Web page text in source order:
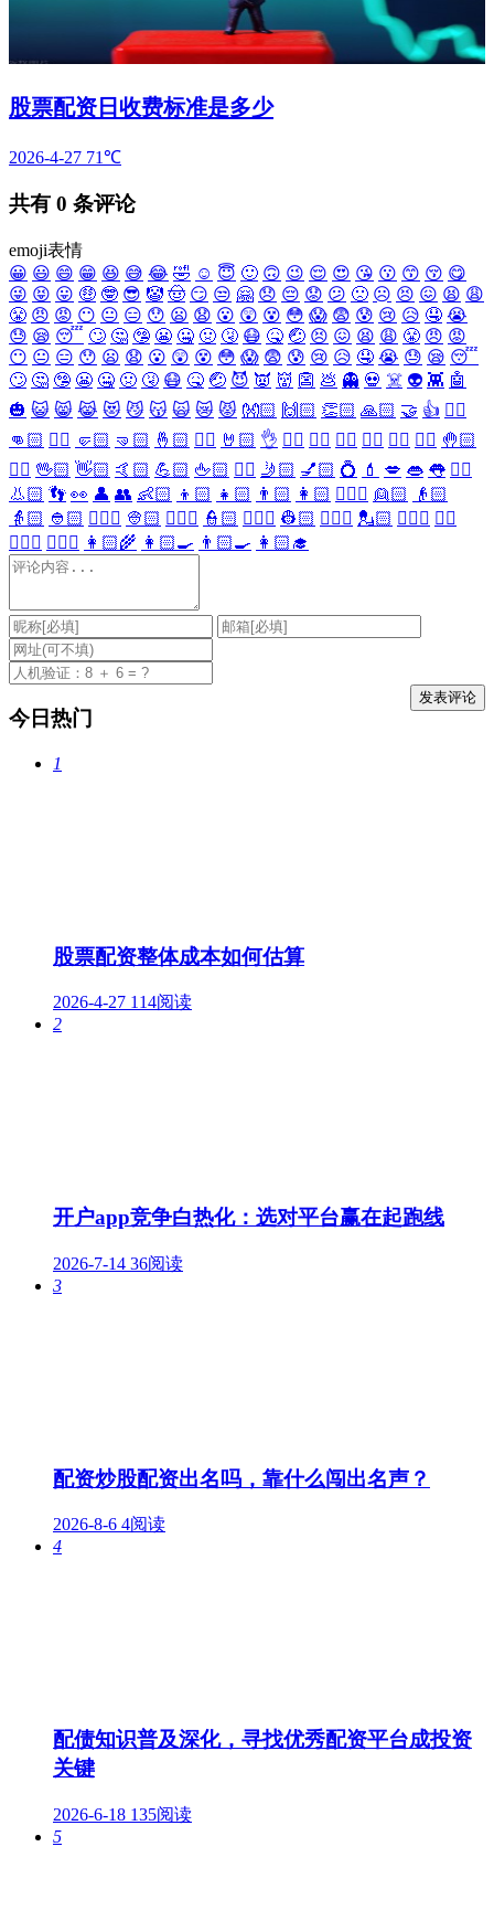
股票配资日收费标准是多少
2026-4-27 71℃
共有 0 条评论
emoji表情
😀 😃 😄 😁 😆 😅 😂 🤣 ☺️ 😇 🙂 🙃 😉 😌 😍 😘 😗 😙 😚 😋
😜 😝 😛 🤑 🤓 😎 🤡 🤠 😏 😒 🤗 😞 😔 😟 😕 🙁 ☹️ 😣 😖 😫 😩
😤 😠 😡 😶 😐 😑 😯 😦 😧 😮 😲 😵 😳 😱 😨 😰 😢 😥 🤤 😭
😓 😪 😴 🙄 🤔 🤥 😬 🤐 🤢 🤧 😷 🤒 🤕 😣 😖 😫 😩 😤 😠 😡
😶 😐 😑 😯 😦 😧 😮 😲 😵 😳 😱 😨 😰 😢 😥 🤤 😭 😓 😪 😴
🙄 🤔 🤥 😬 🤐 🤢 🤧 😷 🤒 🤕 😈 👿 👹 👺 💩 👻 💀 ☠️ 👽 👾 🤖
🎃 😺 😸 😹 😻 😼 😽 🙀 😿 😾 👐🏻 🙌🏻 👏🏻 🙏🏻 🤝 👍 👎🏻
👊🏻 ✊🏻 🤛🏻 🤜🏻 🤞🏻 ✌🏻 🤘🏻 👌 👈🏻 👉🏻 👆🏻 👇🏻 ☝🏻 ✋🏻 🤚🏻
🖐🏻 🖖🏻 👋🏻 🤙🏻 💪🏻 🖕🏻 ✍🏻 🤳🏻 💅🏻 💍 💄 💋 👄 👅 👂🏻
👃🏻 👣 👀 👤 👥 👶🏻 👦🏻 👧🏻 👨🏻 👩🏻 👱🏻‍♀️ 👱🏻
👴🏻
👵🏻 👲🏻 👳🏻‍♀️ 👳🏻 👮🏻‍♀️ 👮🏻 👷🏻‍♀️ 👷🏻 💂🏻‍♀️ 💂🏻 🕵🏻‍♀️ 🕵🏻
👩🏻‍⚕️ 👨🏻‍⚕️ 👩🏻‍🌾 👩🏻‍🍳 👨🏻‍🍳 👩🏻‍🎓
今日热门
1
股票配资整体成本如何估算
2026-4-27 114阅读
2
开户app竞争白热化：选对平台赢在起跑线
2026-7-14 36阅读
3
配资炒股配资出名吗，靠什么闯出名声？
2026-8-6 4阅读
4
配债知识普及深化，寻找优秀配资平台成投资
关键
2026-6-18 135阅读
5